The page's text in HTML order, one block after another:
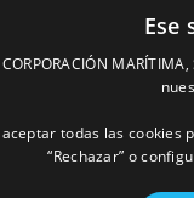
Ese
CORPORACIÓN
todas las cookies
“Rechazar” o